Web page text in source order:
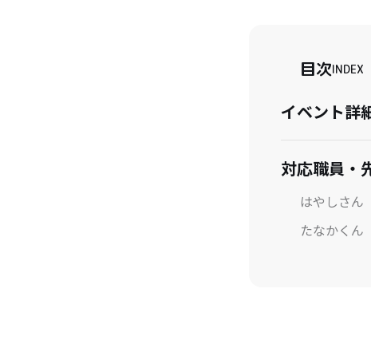
目次INDEX
イベント詳
対応職員・
はやしさん
たなかくん